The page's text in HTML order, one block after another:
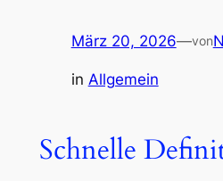
März 20, 2026—von
in Allgemein
Schnelle